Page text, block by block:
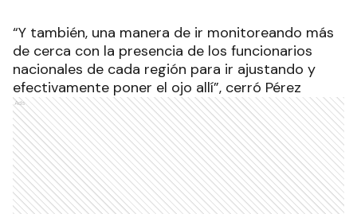
“Y también, una manera de ir monitoreando más
de cerca con la presencia de los funcionarios
nacionales de cada región para ir ajustando y
efectivamente poner el ojo allí”, cerró Pérez
Ads